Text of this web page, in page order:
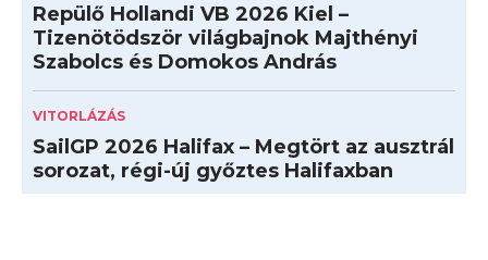
Repülő Hollandi VB 2026 Kiel –
Tizenötödször világbajnok Majthényi
Szabolcs és Domokos András
VITORLÁZÁS
SailGP 2026 Halifax – Megtört az ausztrál
sorozat, régi-új győztes Halifaxban